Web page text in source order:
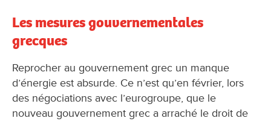
Les mesures gouvernementales
grecques
Reprocher au gouvernement grec un manque
d’énergie est absurde. Ce n’est qu’en février, lors
des négociations avec l’eurogroupe, que le
nouveau gouvernement grec a arraché le droit de